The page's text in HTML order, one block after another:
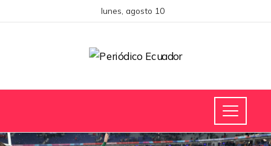
lunes, agosto 10